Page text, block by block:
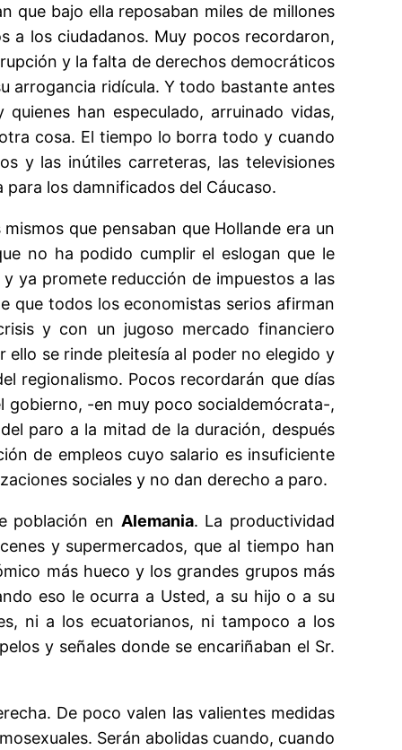
que bajo ella reposaban miles de millones
a los ciudadanos. Muy pocos recordaron,
y la falta de derechos democráticos
arrogancia ridícula. Y todo bastante antes
quienes han especulado, arruinado vidas,
cosa. El tiempo lo borra todo y cuando
y las inútiles carreteras, las televisiones
los damnificados del Cáucaso.
que pensaban que Hollande era un
no ha podido cumplir el eslogan que le
ya promete reducción de impuestos a las
que todos los economistas serios afirman
y con un jugoso mercado financiero
se rinde pleitesía al poder no elegido y
regionalismo. Pocos recordarán que días
gobierno, -en muy poco socialdemócrata-,
paro a la mitad de la duración, después
de empleos cuyo salario es insuficiente
sociales y no dan derecho a paro.
población en Alemania. La productividad
y supermercados, que al tiempo han
más hueco y los grandes grupos más
eso le ocurra a Usted, a su hijo o a su
ni a los ecuatorianos, ni tampoco a los
y señales donde se encariñaban el Sr.
De poco valen las valientes medidas
Serán abolidas cuando, cuando